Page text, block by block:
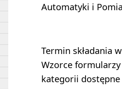
Automatyki i
Termin składania
Wzorce
kategorii